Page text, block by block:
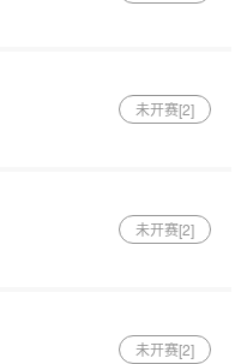
未开赛[2]
未开赛[2]
未开赛[2]